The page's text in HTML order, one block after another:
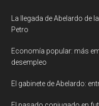
La llegada de Abelardo de
Petro
Economía popular: más
desempleo
El gabinete de Abelardo: